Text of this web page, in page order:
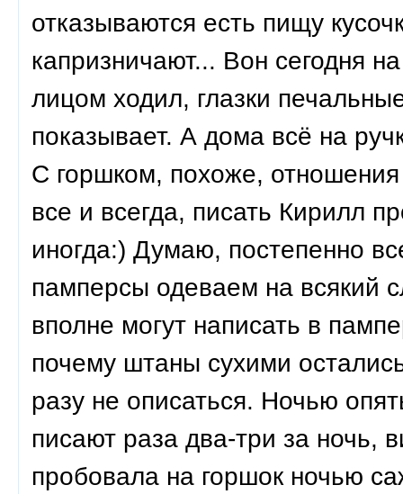
отказываются есть пищу
капризничают... Вон сегодня
лицом ходил, глазки
показывает. А дома всё на
С горшком, похоже,
все и всегда, писать Кирилл
иногда:) Думаю, постепенно
памперсы одеваем на всякий
вполне могут написать в
почему штаны сухими
разу не описаться. Ночью
писают раза два-три за ночь,
пробовала на горшок ночью